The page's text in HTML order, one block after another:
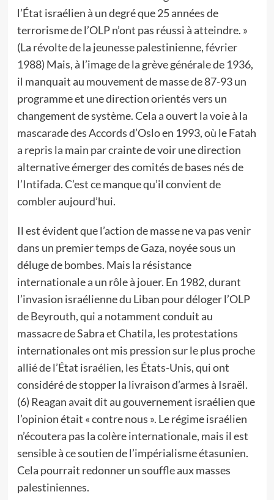
l’État israélien à un degré que 25 années de
terrorisme de l’OLP n’ont pas réussi à atteindre. »
(La révolte de la jeunesse palestinienne, février
1988) Mais, à l’image de la grève générale de 1936,
il manquait au mouvement de masse de 87-93 un
programme et une direction orientés vers un
changement de système. Cela a ouvert la voie à la
mascarade des Accords d’Oslo en 1993, où le Fatah
a repris la main par crainte de voir une direction
alternative émerger des comités de bases nés de
l’Intifada. C’est ce manque qu’il convient de
combler aujourd’hui.
Il est évident que l’action de masse ne va pas venir
dans un premier temps de Gaza, noyée sous un
déluge de bombes. Mais la résistance
internationale a un rôle à jouer. En 1982, durant
l’invasion israélienne du Liban pour déloger l’OLP
de Beyrouth, qui a notamment conduit au
massacre de Sabra et Chatila, les protestations
internationales ont mis pression sur le plus proche
allié de l’État israélien, les États-Unis, qui ont
considéré de stopper la livraison d’armes à Israël.
(6) Reagan avait dit au gouvernement israélien que
l’opinion était « contre nous ». Le régime israélien
n’écoutera pas la colère internationale, mais il est
sensible à ce soutien de l’impérialisme étasunien.
Cela pourrait redonner un souffle aux masses
palestiniennes.